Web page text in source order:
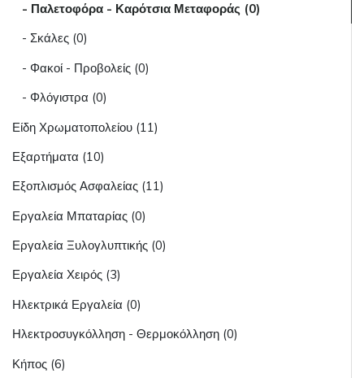
- Παλετοφόρα - Καρότσια Μεταφοράς (0)
- Σκάλες (0)
- Φακοί - Προβολείς (0)
- Φλόγιστρα (0)
Είδη Χρωματοπολείου (11)
Εξαρτήματα (10)
Εξοπλισμός Ασφαλείας (11)
Εργαλεία Μπαταρίας (0)
Εργαλεία Ξυλογλυπτικής (0)
Εργαλεία Χειρός (3)
Ηλεκτρικά Εργαλεία (0)
Ηλεκτροσυγκόλληση - Θερμοκόλληση (0)
Κήπος (6)